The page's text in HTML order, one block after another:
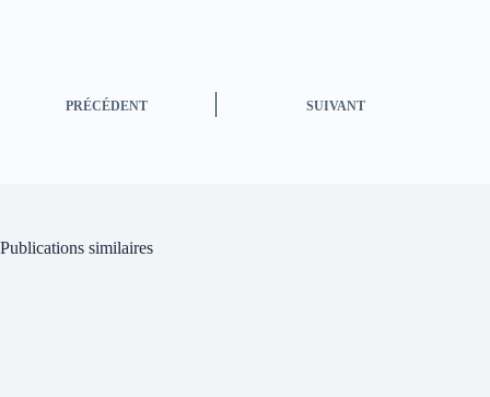
PRÉCÉDENT SUIVANT
Publications similaires